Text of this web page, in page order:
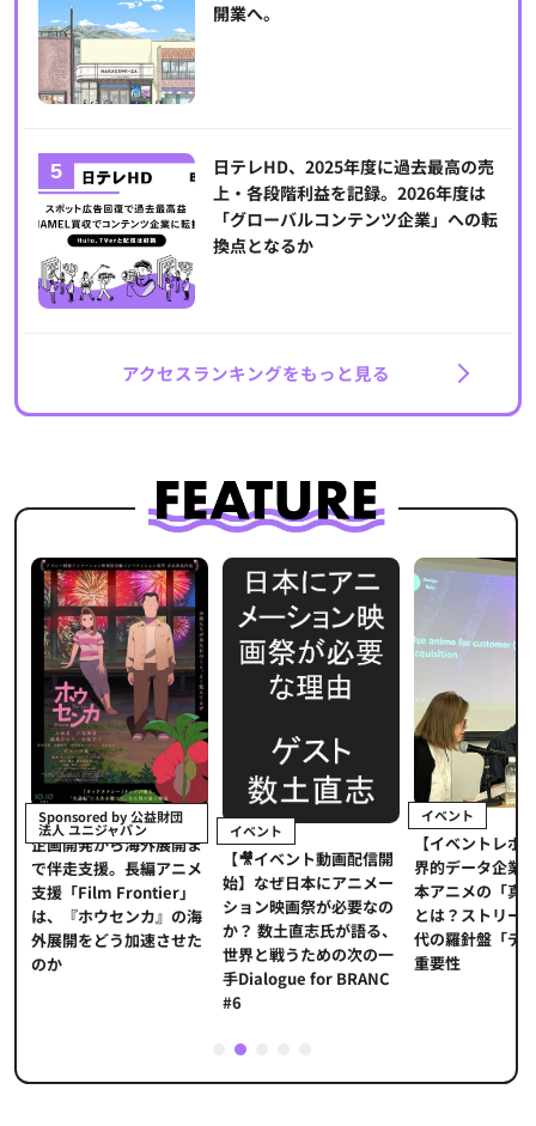
開業へ。
日テレHD、2025年度に過去最高の売
上・各段階利益を記録。2026年度は
「グローバルコンテンツ企業」への転
換点となるか
アクセスランキングをもっと見る
Sponsored by 公益財団
法人 ユニジャパン
企画開発から海外展開ま
で伴走支援。長編アニメ
支援「Film Frontier」
は、『ホウセンカ』の海
外展開をどう加速させた
のか
イベント
【🎥イベント動画配信開
始】なぜ日本にアニメー
ション映画祭が必要なの
か？ 数土直志氏が語る、
世界と戦うための次の一
手Dialogue for BRANC
#6
イベント
【イベントレポ
界的データ企業
本アニメの「真
とは？ストリー
代の羅針盤「デ
重要性
2